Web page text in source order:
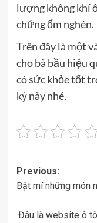
lượng không khí
chứng ốm nghén.
Trên đây là một
cho bà bầu hiệu
có sức khỏe tốt
kỳ này nhé.
Post
Previous:
Bật mí những món
Đâu là website ô